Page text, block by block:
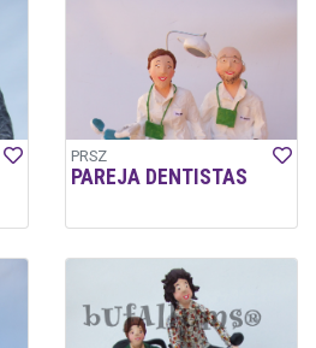
PRSZ
PAREJA DENTISTAS